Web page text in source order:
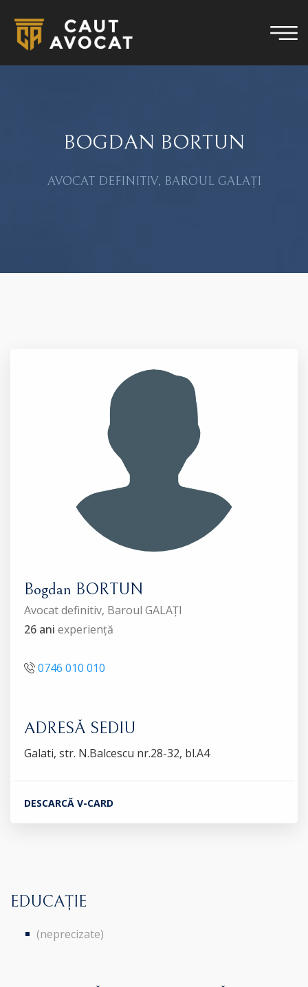
BOGDAN BORTUN
AVOCAT DEFINITIV, BAROUL GALAȚI
Bogdan BORTUN
Avocat definitiv, Baroul GALAȚI
26 ani experiență
0746 010 010
ADRESĂ SEDIU
Galati, str. N.Balcescu nr.28-32, bl.A4
DESCARCĂ V-CARD
EDUCAȚIE
(neprecizate)